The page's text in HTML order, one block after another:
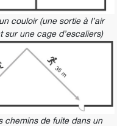
couloir (une sortie à l’air
sur une cage d’escaliers)
chemins de fuite dans un